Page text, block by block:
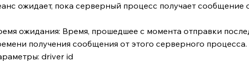
ожидает, пока серверный процесс получает сообщение
ожидания: Время, прошедшее с момента отправки
получения сообщения от этого серверного процесса.
driver id